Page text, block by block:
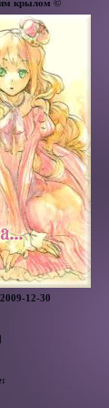
крылом ©
12-30